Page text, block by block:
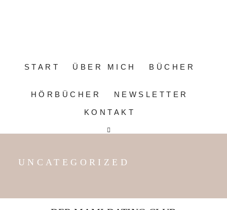
START ÜBER MICH BÜCHER
HÖRBÜCHER NEWSLETTER
KONTAKT
UNCATEGORIZED